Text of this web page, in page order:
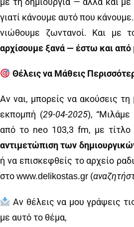
γιατί κάνουμε αυτό που
νιώθουμε ζωντανοί. Και με
αρχίσουμε ξανά — έστω και από
Θέλεις να Μάθεις
Αν ναι, μπορείς να ακούσεις
εκπομπή (29-04-2025), “Μιλάμε
από το neo 103,3 fm, με τίτλο
αντιμετώπιση των
ή να επισκεφθείς το αρχείο
στο www.delikostas.gr (
Αν θέλεις να μου γράψεις
με αυτό το θέμα,